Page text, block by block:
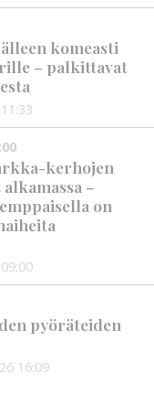
komeasti
– palkittavat
11:33
kerhojen
–
on
09:00
pyöräteiden
16:09